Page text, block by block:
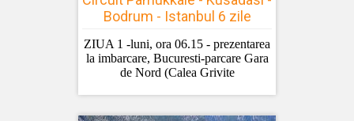
Bodrum - Istanbul 6 zile
ZIUA 1 -luni, ora 06.15 - prezentarea
la imbarcare, Bucuresti-parcare Gara
de Nord (Calea Grivite